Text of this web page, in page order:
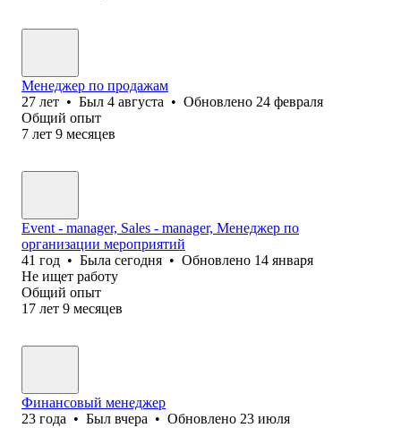
Менеджер по продажам
27 лет • Был 4 августа • Обновлено 24 февраля
Общий опыт
7 лет 9 месяцев
Event - manager, Sales - manager, Менеджер по
организации мероприятий
41 год • Была сегодня • Обновлено 14 января
Не ищет работу
Общий опыт
17 лет 9 месяцев
Финансовый менеджер
23 года • Был вчера • Обновлено 23 июля